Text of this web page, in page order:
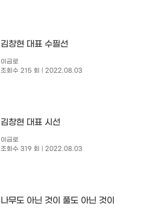
김창현 대표 수필선
이금로
조회수 215 회
| 2022.08.03
김창현 대표 시선
이금로
조회수 319 회
| 2022.08.03
나무도 아닌 것이 풀도 아닌 것이